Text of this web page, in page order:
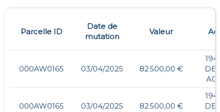
Parcelle ID
Date de
mutation
Valeur
000AW0165 03/04/2025 82 500,00 €
DE
000AW0165 03/04/2025 82 500,00 €
DE